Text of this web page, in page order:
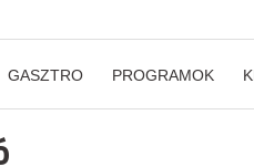
GASZTRO PROGRAMOK